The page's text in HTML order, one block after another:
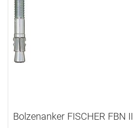
Bolzenanker FISCHER FBN II